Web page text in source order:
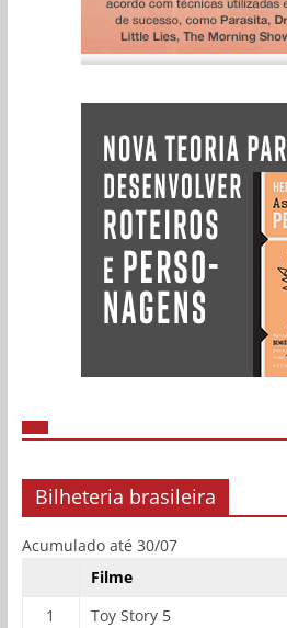
Bilheteria brasileira
Acumulado até 30/07
Filme
1
Toy Story 5